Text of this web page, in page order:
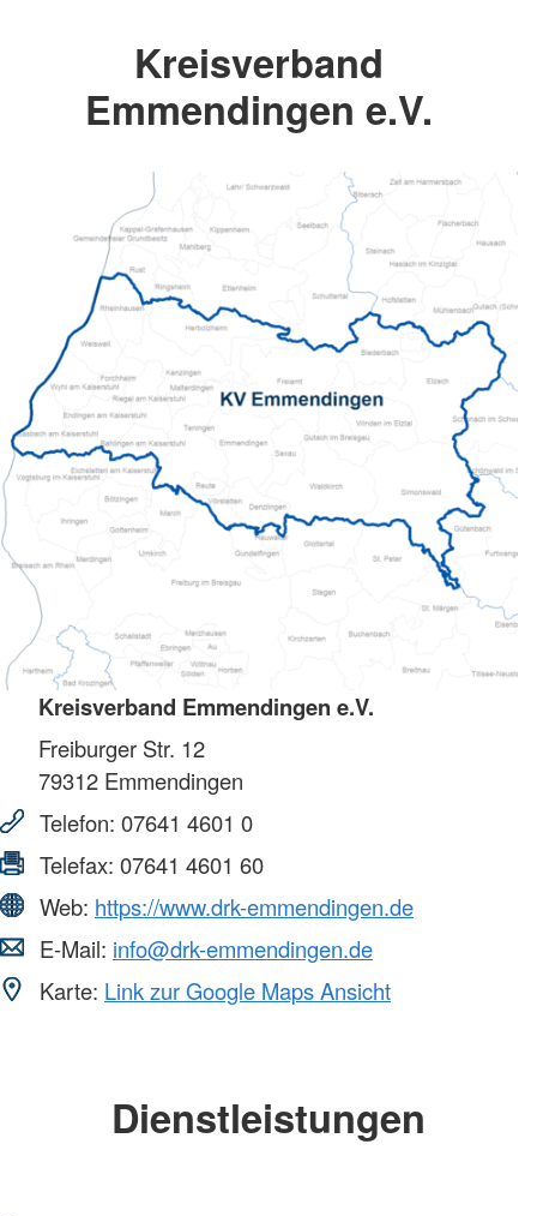
Kreisverband
Emmendingen e.V.
Kreisverband Emmendingen e.V.
Freiburger Str. 12
79312 Emmendingen
Telefon: 07641 4601 0
Telefax: 07641 4601 60
Web: https://www.drk-emmendingen.de
E-Mail: info@drk-emmendingen.de
Karte: Link zur Google Maps Ansicht
Dienstleistungen